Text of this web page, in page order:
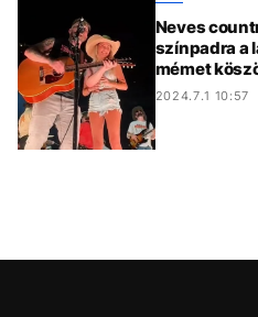
Neves
színpadra a
mémet
2024.7.1 10:57